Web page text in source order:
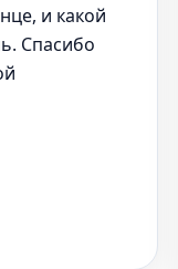
и какой
Спасибо